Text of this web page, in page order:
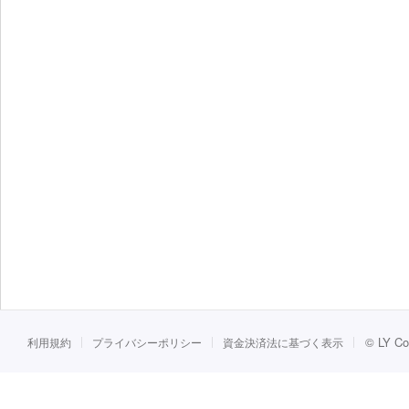
利用規約 プライバシーポリシー 資金決済法に基づく表示 © LY